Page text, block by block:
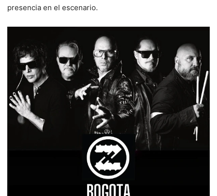
presencia en el escenario.